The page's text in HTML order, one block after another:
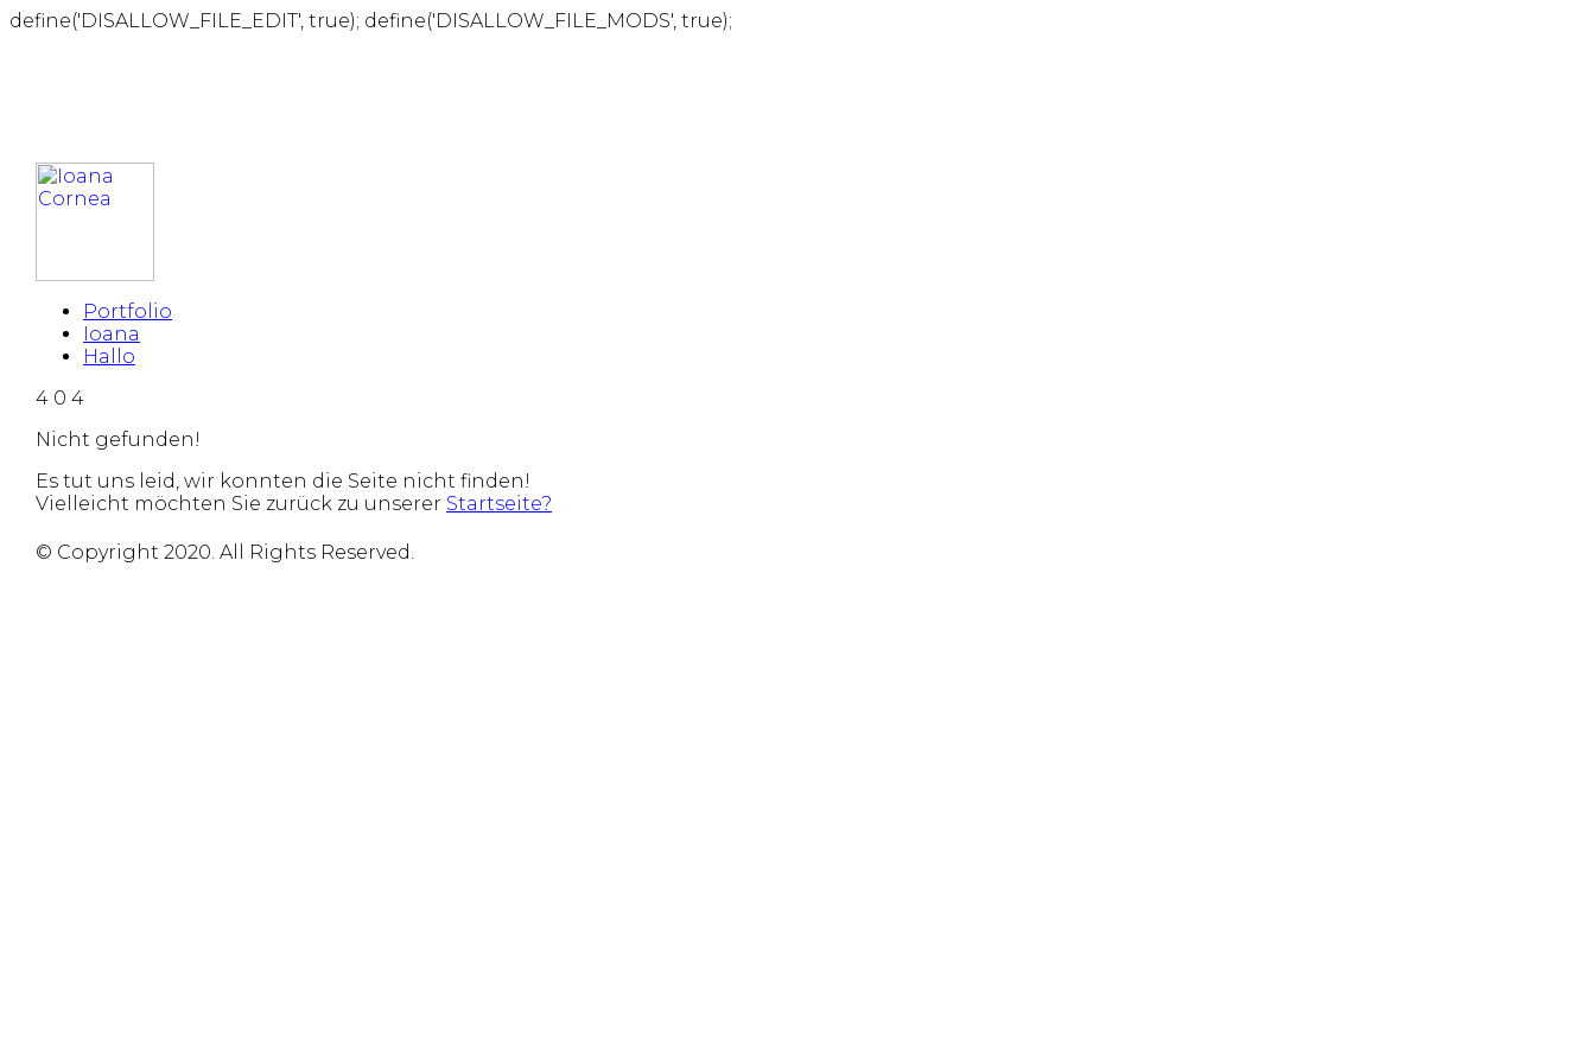
define('DISALLOW_FILE_EDIT', true); define('DISALLOW_FILE_MODS', true);
Portfolio
Ioana
Hallo
4 0 4
Nicht gefunden!
Es tut uns leid, wir konnten die Seite nicht finden!
Vielleicht möchten Sie zurück zu unserer Startseite?
© Copyright 2020. All Rights Reserved.